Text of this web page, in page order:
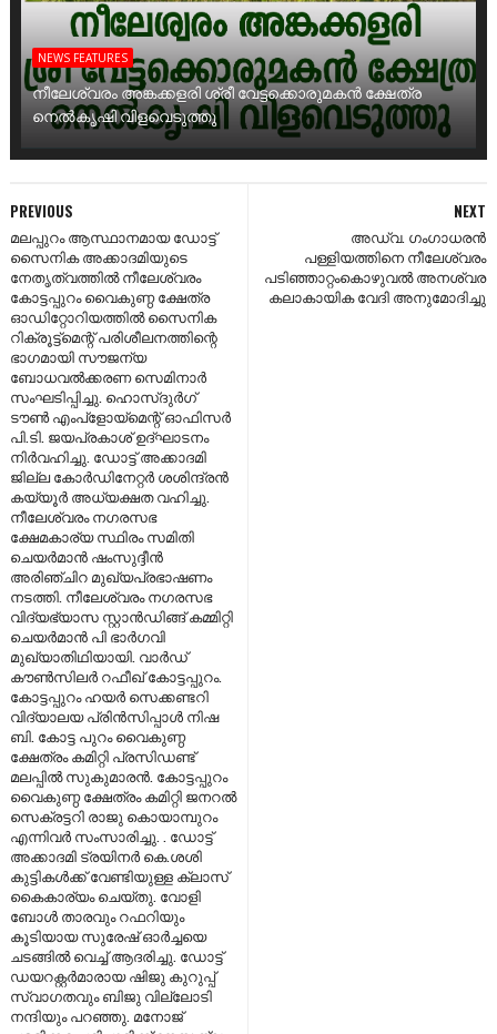
NEWS FEATURES
നീലേശ്വരം അങ്കക്കളരി ശ്രീ വേട്ടക്കൊരുമകൻ ക്ഷേത്ര
നെൽകൃഷി വിളവെടുത്തു
NEXT
അഡ്വ. ഗംഗാധരൻ
പള്ളിയത്തിനെ നീലേശ്വരം
പടിഞ്ഞാറ്റംകൊഴുവൽ അനശ്വര
കലാകായിക വേദി അനുമോദിച്ചു
PREVIOUS
മലപ്പുറം ആസ്ഥാനമായ ഡോട്ട്
സൈനിക അക്കാദമിയുടെ
നേതൃത്വത്തിൽ നീലേശ്വരം
കോട്ടപ്പുറം വൈകുണ്ഠ ക്ഷേത്ര
ഓഡിറ്റോറിയത്തിൽ സൈനിക
റിക്രൂട്ട്മെന്റ് പരിശീലനത്തിന്റെ
ഭാഗമായി സൗജന്യ
ബോധവൽക്കരണ സെമിനാർ
സംഘടിപ്പിച്ചു. ഹൊസ്ദുർഗ്
ടൗൺ എംപ്ളോയ്മെന്റ് ഓഫിസർ
പി.ടി. ജയപ്രകാശ് ഉദ്ഘാടനം
നിർവഹിച്ചു. ഡോട്ട് അക്കാദമി
ജില്ല കോർഡിനേറ്റർ ശശിന്ദ്രൻ
കയ്യൂർ അധ്യക്ഷത വഹിച്ചു.
നീലേശ്വരം നഗരസഭ
ക്ഷേമകാര്യ സ്ഥിരം സമിതി
ചെയർമാൻ ഷംസുദ്ദീൻ
അരിഞ്ചിറ മുഖ്യപ്രഭാഷണം
നടത്തി. നീലേശ്വരം നഗരസഭ
വിദ്യഭ്യാസ സ്റ്റാൻഡിങ്ങ് കമ്മിറ്റി
ചെയർമാൻ പി ഭാർഗവി
മുഖ്യാതിഥിയായി. വാർഡ്
കൗൺസിലർ റഫീഖ് കോട്ടപ്പുറം.
കോട്ടപ്പുറം ഹയർ സെക്കണ്ടറി
വിദ്യാലയ പ്രിൻസിപ്പാൾ നിഷ
ബി. കോട്ട പുറം വൈകുണ്ഠ
ക്ഷേത്രം കമിറ്റി പ്രസിഡണ്ട്
മലപ്പിൽ സുകുമാരൻ. കോട്ടപ്പുറം
വൈകുണ്ഠ ക്ഷേത്രം കമിറ്റി ജനറൽ
സെക്രട്ടറി രാജു കൊയാമ്പുറം
എന്നിവർ സംസാരിച്ചു. . ഡോട്ട്
അക്കാദമി ട്രയിനർ കെ.ശശി
കുട്ടികൾക്ക് വേണ്ടിയുള്ള ക്ലാസ്
കൈകാര്യം ചെയ്തു. വോളി
ബോൾ താരവും റഫറിയും
കൂടിയായ സുരേഷ് ഓർച്ചയെ
ചടങ്ങിൽ വെച്ച് ആദരിച്ചു. ഡോട്ട്
ഡയറക്റ്റർമാരായ ഷിജു കുറുപ്പ്
സ്വാഗതവും ബിജു വില്ലോടി
നന്ദിയും പറഞ്ഞു. മനോജ്